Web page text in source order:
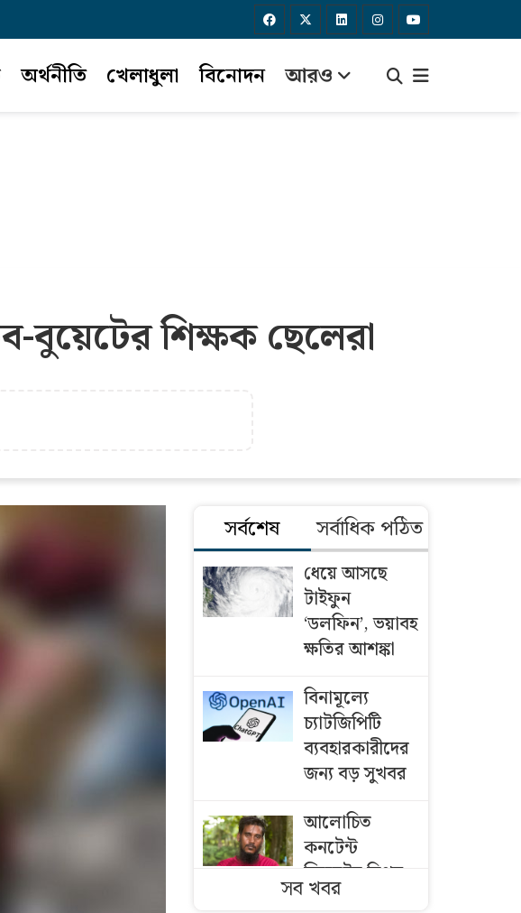
অর্থনীতি খেলাধুলা বিনোদন আরও
বুয়েটের শিক্ষক ছেলেরা
সর্বশেষ সর্বাধিক পঠিত
ধেয়ে আসছে
টাইফুন
‘ডলফিন’, ভয়াবহ
ক্ষতির আশঙ্কা
বিনামূল্যে
চ্যাটজিপিটি
ব্যবহারকারীদের
জন্য বড় সুখবর
আলোচিত
কনটেন্ট
ক্রিয়েটর রিপন
মিয়া গ্রেফতার
সব খবর